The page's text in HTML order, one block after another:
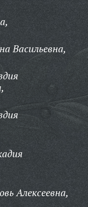
Васильевна,
Алексеевна,